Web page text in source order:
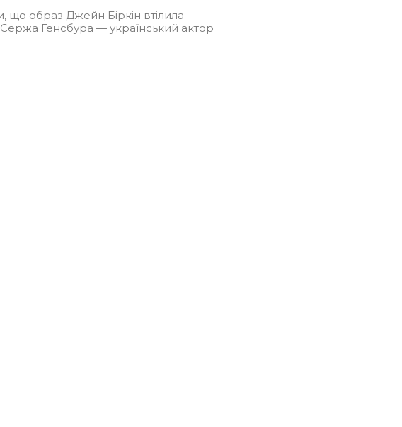
що образ Джейн Біркін втілила
Генсбура — український актор